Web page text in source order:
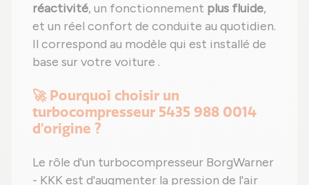
réactivité, un fonctionnement plus fluide,
et un réel confort de conduite au quotidien.
Il correspond au modèle qui est installé de
base sur votre voiture .
🚀 Pourquoi choisir un
turbocompresseur 5435 988 0014
d'origine ?
Le rôle d'un turbocompresseur BorgWarner
- KKK est d'augmenter la pression de l'air